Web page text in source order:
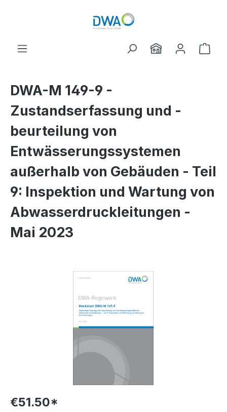
DWA-M 149-9 -
Zustandserfassung und -
beurteilung von
Entwässerungssystemen
außerhalb von Gebäuden - Teil
9: Inspektion und Wartung von
Abwasserdruckleitungen -
Mai 2023
€51.50*